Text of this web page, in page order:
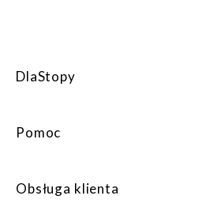
DlaStopy
Pomoc
Obsługa klienta